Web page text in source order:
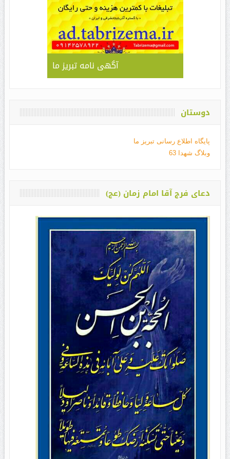
آگهی نامه تبریز ما
دوستان
پایگاه اطلاع رسانی تبریز ما
وبلاگ شهدا 63
دعای فرج آقا امام زمان (عج)